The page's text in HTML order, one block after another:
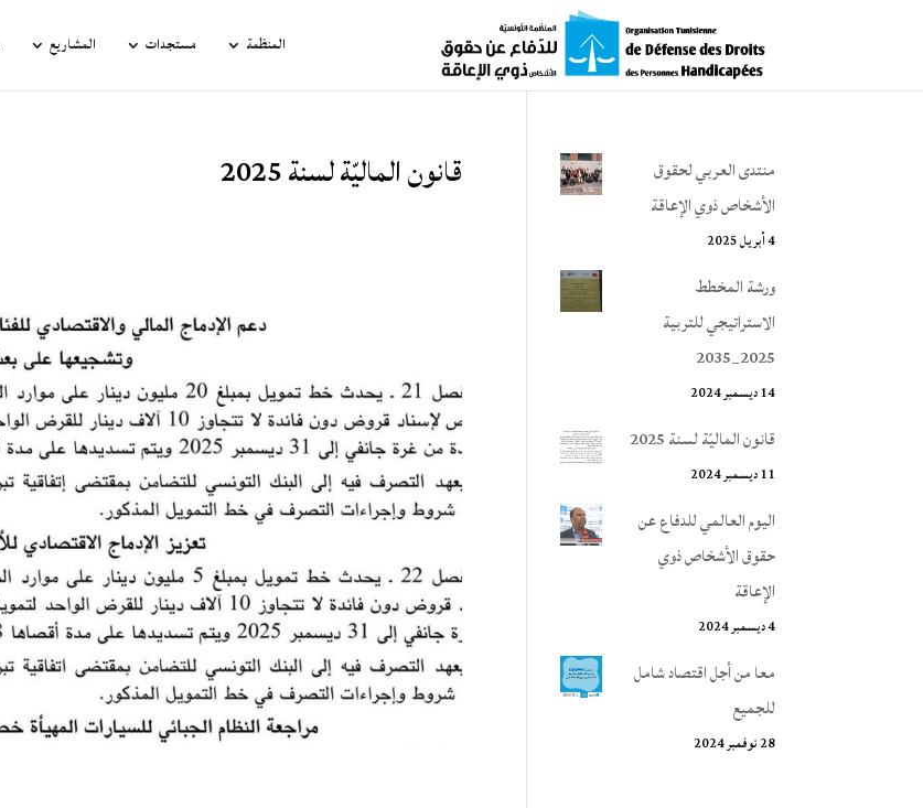
المنظمة مستجدات المشاريع
قانون الماليّة لسنة 2025
منتدى العربي لحقوق
الأشخاص ذوي الإعاقة
4 أبريل 2025
ورشة المخطط
الاستراتيجي للتربية
2025_2035
14 ديسمبر 2024
قانون الماليّة لسنة 2025
11 ديسمبر 2024
اليوم العالمي للدفاع عن
حقوق الأشخاص ذوي
الإعاقة
4 ديسمبر 2024
معا من أجل اقتصاد شامل
للجميع
28 نوفمبر 2024